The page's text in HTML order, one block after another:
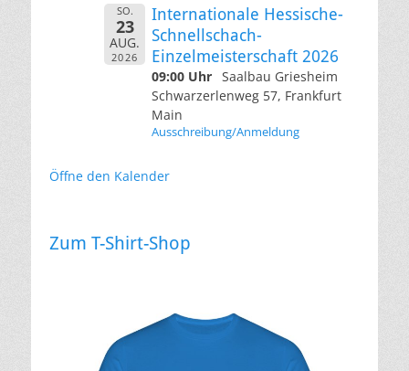
SO.
23
AUG.
2026
Internationale Hessische-
Schnellschach-
Einzelmeisterschaft 2026
09:00 Uhr Saalbau Griesheim
Schwarzerlenweg 57, Frankfurt
Main
Ausschreibung/Anmeldung
Öffne den Kalender
Zum T-Shirt-Shop